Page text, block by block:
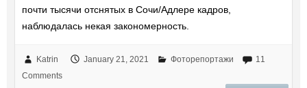
почти тысячи отснятых в Сочи/Адлере кадров,
наблюдалась некая закономерность.
Katrin January 21, 2021 Фоторепортажи
11
Comments